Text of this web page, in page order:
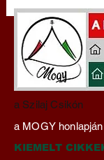
Hajdu
Rugalmas
a Szilaj Csikón
a MOGY honlapján
KIEMELT